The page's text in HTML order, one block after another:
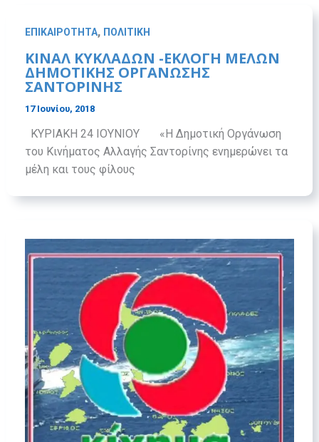
ΕΠΙΚΑΙΡΟΤΗΤΑ, ΠΟΛΙΤΙΚΗ
ΚΙΝΑΛ ΚΥΚΛΑΔΩΝ -ΕΚΛΟΓΗ ΜΕΛΩΝ
ΔΗΜΟΤΙΚΗΣ ΟΡΓΑΝΩΣΗΣ
ΣΑΝΤΟΡΙΝΗΣ
17 Ιουνίου, 2018
ΚΥΡΙΑΚΗ 24 ΙΟΥΝΙΟΥ «Η Δημοτική Οργάνωση
του Κινήματος Αλλαγής Σαντορίνης ενημερώνει τα
μέλη και τους φίλους